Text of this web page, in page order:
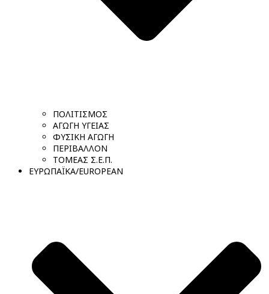
ΠΟΛΙΤΙΣΜΟΣ
ΑΓΩΓΗ ΥΓΕΙΑΣ
ΦΥΣΙΚΗ ΑΓΩΓΗ
ΠΕΡΙΒΑΛΛΟΝ
ΤΟΜΕΑΣ Σ.Ε.Π.
ΕΥΡΩΠΑΪΚΑ/EUROPEAN